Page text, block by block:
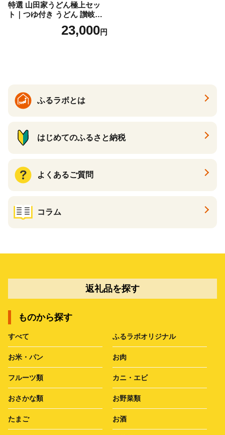
特選 山田家うどん極上セッ
ト｜つゆ付き うどん 讃岐う
どん さぬきうどん 生麵 うど
んセット カレーうどん 生う
23,000円
ふるラボとは
はじめてのふるさと納税
よくあるご質問
コラム
返礼品を探す
ものから探す
すべて ふるラボオリジナル
お米・パン お肉
フルーツ類 カニ・エビ
おさかな類 お野菜類
たまご お酒